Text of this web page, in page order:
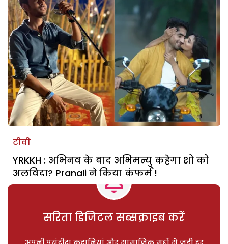
टीवी
YRKKH : अभिनव के बाद अभिमन्यु कहेगा शो को
अलविदा? Pranali ने किया कंफर्म !
सरिता डिजिटल सब्सक्राइब करें